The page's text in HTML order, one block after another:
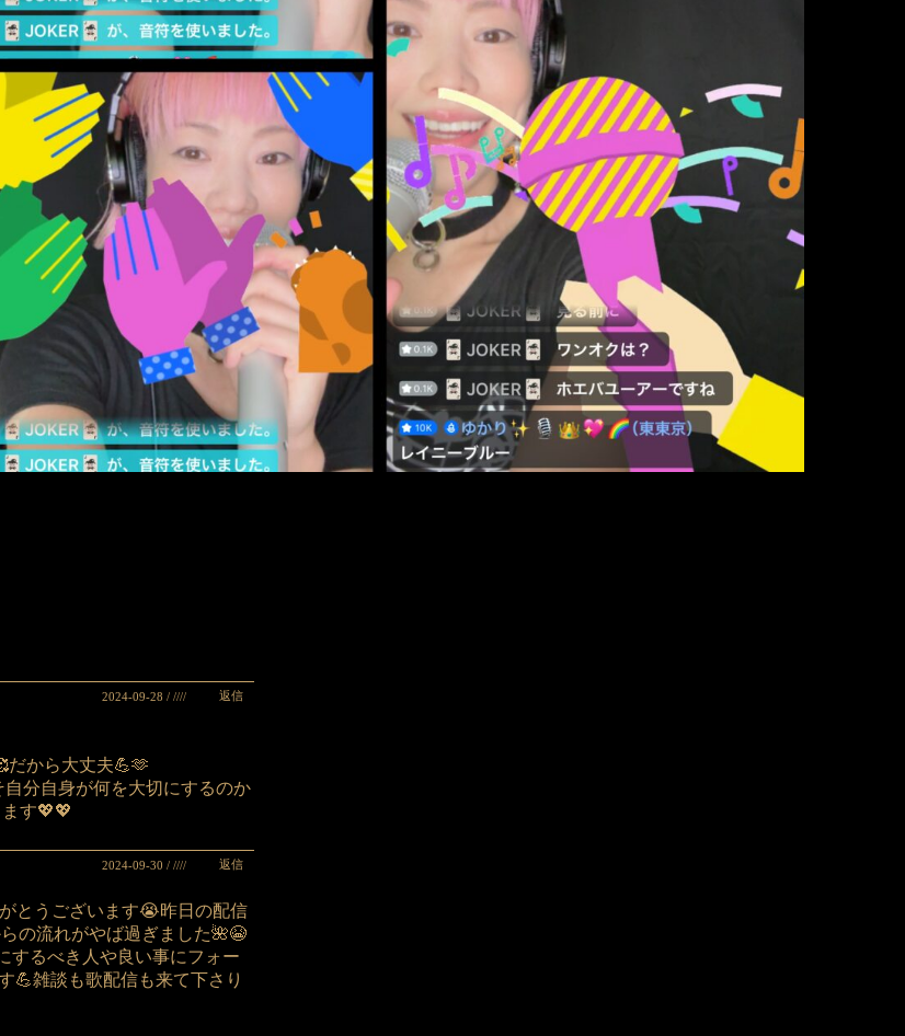
2024-09-28 / //// 返信
だから大丈夫💪🫶
分自身が何を大切にするのか
す💖💖
2024-09-30 / //// 返信
とうございます😭昨日の配信
の流れがやば過ぎました🌺😭
するべき人や良い事にフォー
💪雑談も歌配信も来て下さり